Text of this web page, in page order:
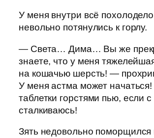
У меня внутри всё
невольно потянулись к горлу.
— Света… Дима… Вы же
знаете, что у меня
на кошачью шерсть! —
У меня астма может
таблетки горстями пью, если
сталкиваюсь!
Зять недовольно поморщился